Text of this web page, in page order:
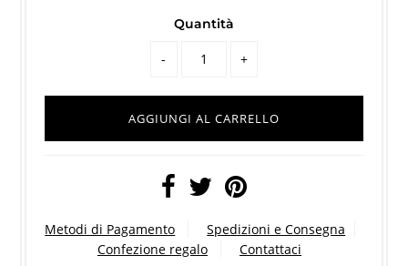
Quantità
- +
Metodi di Pagamento
Spedizioni e Consegna
Confezione regalo
Contattaci